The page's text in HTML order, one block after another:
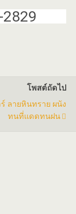
โพสต์ถัดไป
ร์ ลายหินทราย ผนัง
ทนที่แดดทนฝน